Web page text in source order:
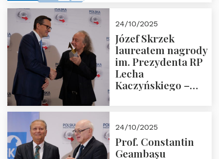
24/10/2025
Józef Skrzek
laureatem nagrody
im. Prezydenta RP
Lecha
Kaczyńskiego –
24/10/2025
Prof. Constantin
Geambașu